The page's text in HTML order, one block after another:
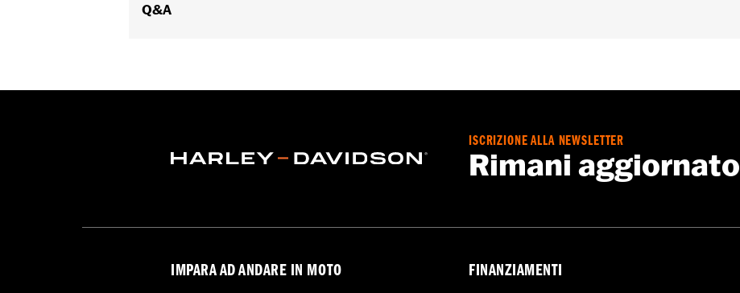
l’installazione
Q&A
ISCRIZIONE ALLA NEWSLETTER
Rimani aggiornato
IMPARA AD ANDARE IN MOTO FINANZIAMENTI